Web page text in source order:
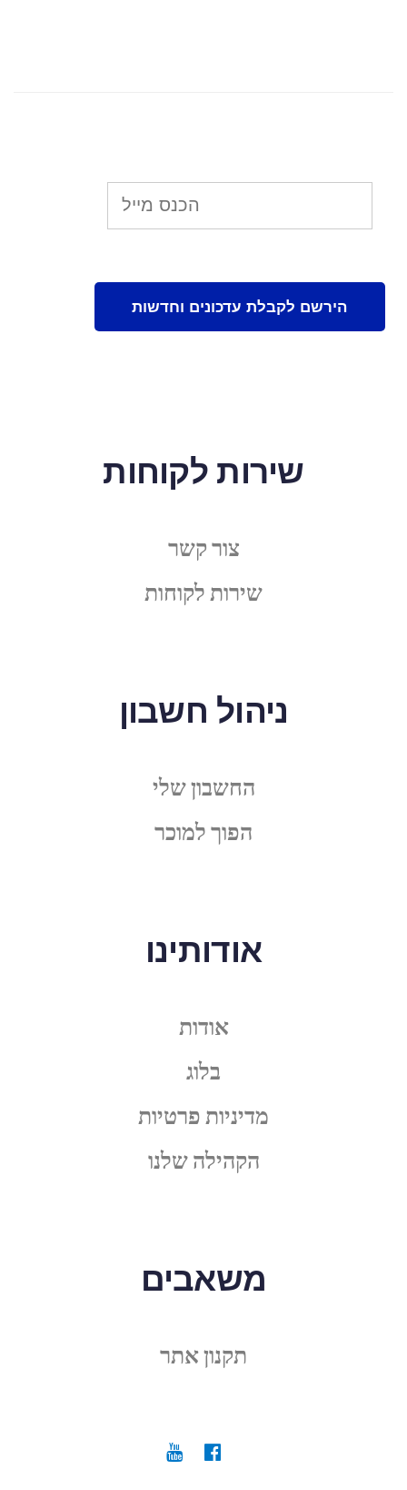
שירות לקוחות
צור קשר
שירות לקוחות
ניהול חשבון
החשבון שלי
הפוך למוכר
אודותינו
אודות
בלוג
מדיניות פרטיות
הקהילה שלנו
משאבים
תקנון אתר